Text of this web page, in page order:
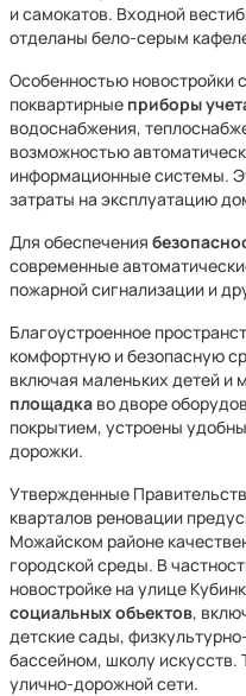
и самокатов. Входной
отделаны бело-серым
Особенностью новостройки
поквартирные приборы
водоснабжения,
возможностью
информационные системы.
затраты на эксплуатацию
Для обеспечения
современные
пожарной сигнализации и
Благоустроенное
комфортную и безопасную
включая маленьких детей и
площадка во дворе
покрытием, устроены
дорожки.
Утвержденные
кварталов реновации
Можайском районе
городской среды. В
новостройке на улице
социальных объектов,
детские сады,
бассейном, школу искусств.
улично-дорожной сети.